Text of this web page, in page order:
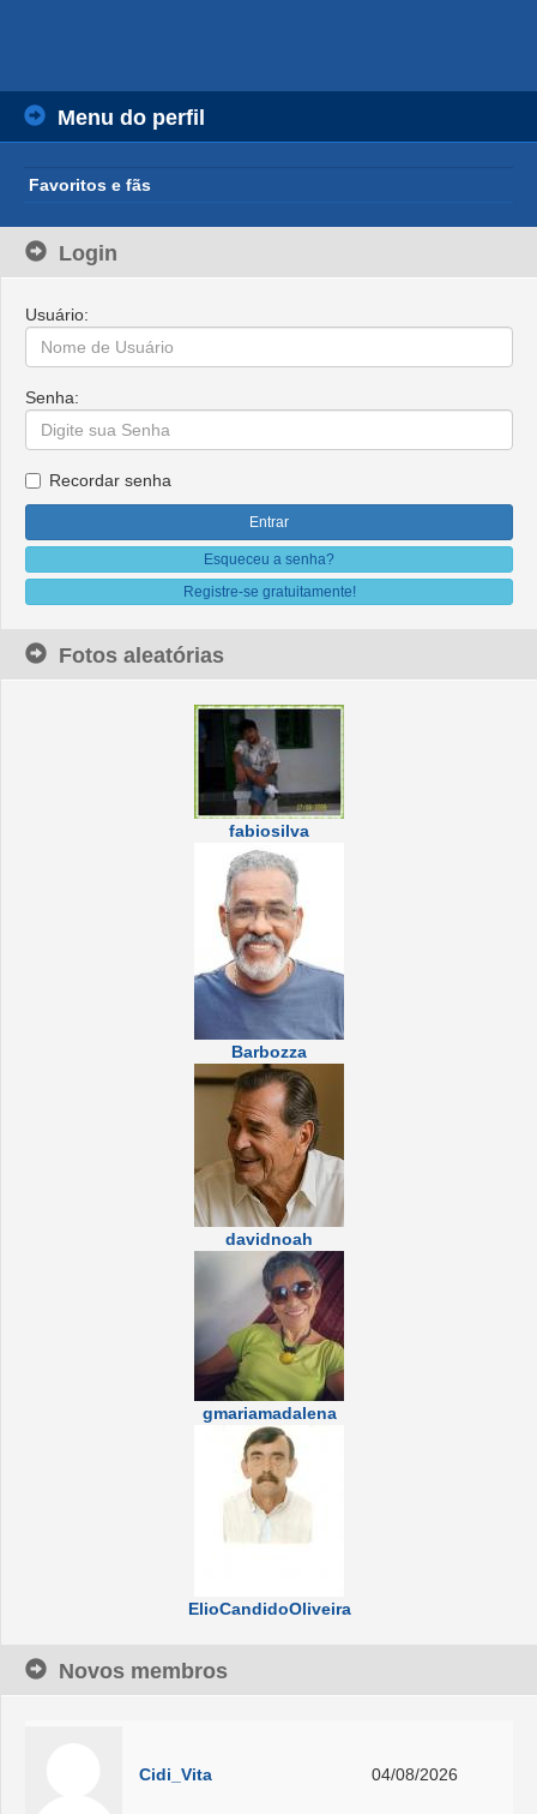
Menu do perfil
Favoritos e fãs
Login
Usuário:
Senha:
Recordar senha
Esqueceu a senha?
Registre-se gratuitamente!
Fotos aleatórias
fabiosilva
Barbozza
davidnoah
gmariamadalena
ElioCandidoOliveira
Novos membros
Cidi_Vita 04/08/2026